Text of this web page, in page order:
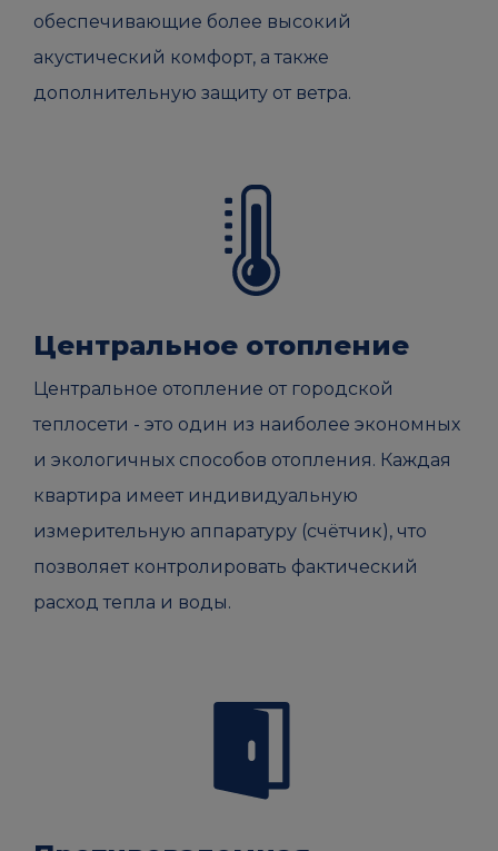
обеспечивающие более высокий
акустический комфорт, а также
дополнительную защиту от ветра.
Центральное отопление
Центральное отопление от городской
теплосети - это один из наиболее экономных
и экологичных способов отопления. Каждая
квартира имеет индивидуальную
измерительную аппаратуру (счётчик), что
позволяет контролировать фактический
расход тепла и воды.